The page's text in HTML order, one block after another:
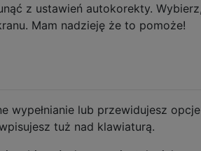
z ustawień autokorekty.
Mam nadzieję że to pomoże!
wypełnianie lub przewidujesz
tuż nad klawiaturą.